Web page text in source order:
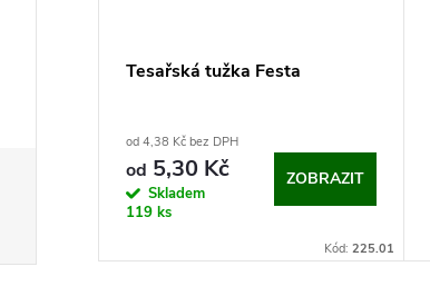
Tesařská tužka Festa
od 4,38 Kč bez DPH
od 5,30 Kč
Skladem
119 ks
ZOBRAZIT
Kód: 225.01